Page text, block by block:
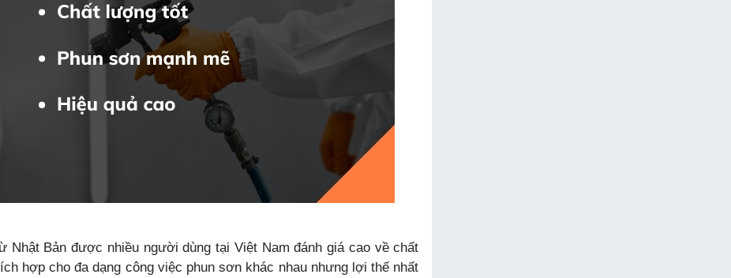
Nhật Bản được nhiều người dùng tại Việt Nam đánh giá cao về chất
hợp cho đa dạng công việc phun sơn khác nhau nhưng lợi thế nhất